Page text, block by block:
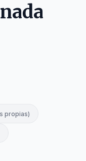
propias)